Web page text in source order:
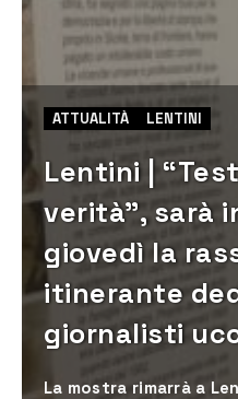
ATTUALITÀ LENTINI
Lentini |
verità”, sarà
giovedì la
itinerante
giornalisti
La mostra rimarrà a